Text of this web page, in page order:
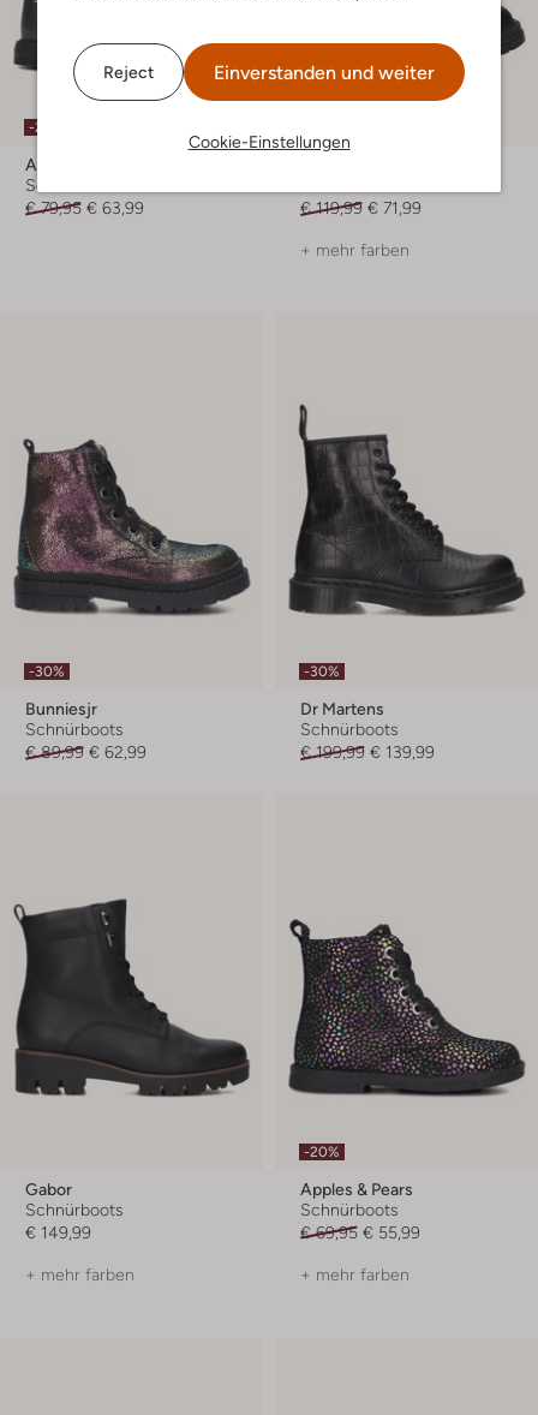
Reject Einverstanden und weiter
Cookie-Einstellungen
-20%
Apples & Pears
Schnürboots
€ 79,95 € 63,99
€ 119,99 € 71,99
+ mehr farben
-30%
Bunniesjr
Schnürboots
€ 89,99 € 62,99
-30%
Dr Martens
Schnürboots
€ 199,99 € 139,99
Gabor
Schnürboots
€ 149,99
+ mehr farben
-20%
Apples & Pears
Schnürboots
€ 69,95 € 55,99
+ mehr farben